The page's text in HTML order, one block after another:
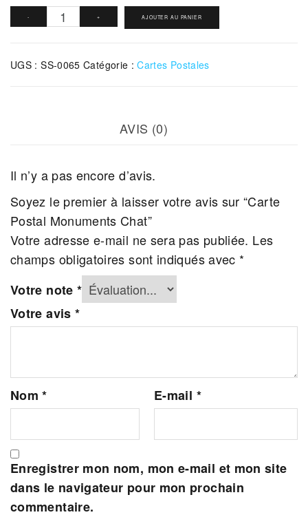
-
quantité
Postal
+ AJOUTER AU PANIER
UGS :SS-0065 Catégorie :Cartes Postales
AVIS (0)
Il n’y a pas encore d’avis.
Soyez le premier à laisser votre avis sur “Carte
Postal Monuments Chat”
Votre adresse e-mail ne sera pas publiée. Les
champs obligatoires sont indiqués avec *
Votre note *
Votre avis *
Nom* E-mail *
Enregistrer mon nom, mon e-mail et mon site
dans le navigateur pour mon prochain
commentaire.